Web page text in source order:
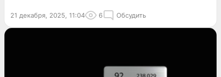
21 декабря, 2025, 11:04 6 Обсудить